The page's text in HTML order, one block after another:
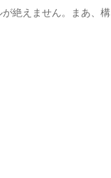
絶えません。まあ、構